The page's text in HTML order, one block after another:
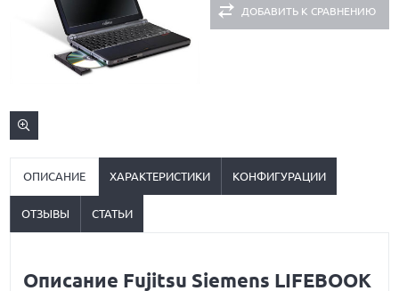
ДОБАВИТЬ К СРАВНЕНИЮ
ОПИСАНИЕ ХАРАКТЕРИСТИКИ КОНФИГУРАЦИИ
ОТЗЫВЫ СТАТЬИ
Описание Fujitsu Siemens LIFEBOOK